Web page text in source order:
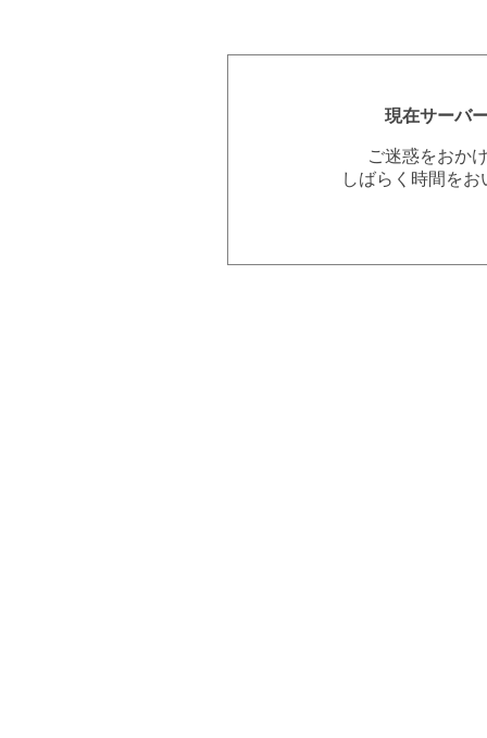
現在サーバ
ご迷惑をおか
しばらく時間を